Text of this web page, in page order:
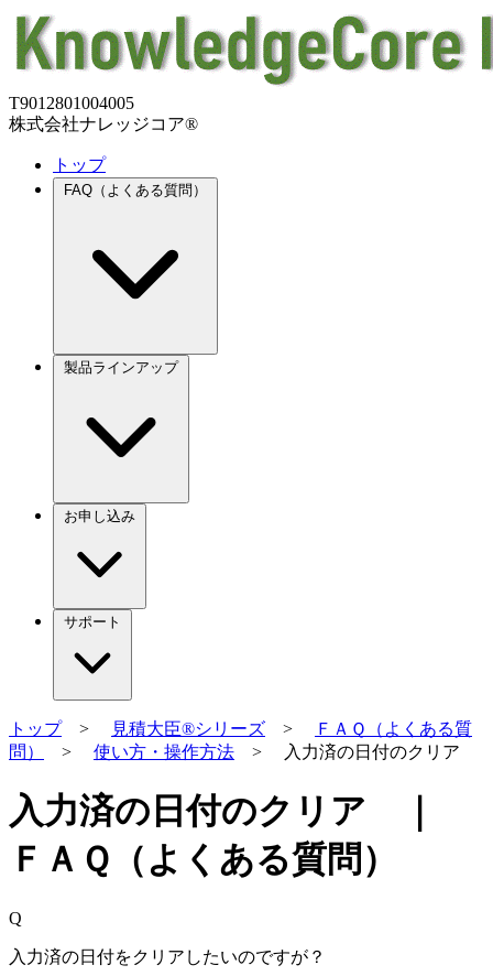
T9012801004005
株式会社ナレッジコア®
トップ
FAQ（よくある質問）
製品ラインアップ
お申し込み
サポート
トップ> 見積大臣®シリーズ >
ＦＡＱ（よくある質
問）
> 使い方・操作方法 > 入力済の日付のクリア
入力済の日付のクリア ｜
ＦＡＱ（よくある質問）
Q
入力済の日付をクリアしたいのですが？